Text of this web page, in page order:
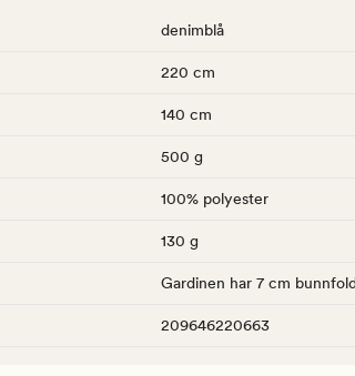
denimblå
220 cm
140 cm
500 g
100% polyester
130 g
Gardinen har 7 cm
209646220663